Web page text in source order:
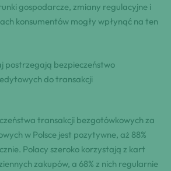
gospodarcze, zmiany regulacyjne i
konsumentów mogły wpłynąć na ten
postrzegają bezpieczeństwo
do transakcji
transakcji bezgotówkowych za
w Polsce jest pozytywne, aż 88%
Polacy szeroko korzystają z kart
zakupów, a 68% z nich regularnie